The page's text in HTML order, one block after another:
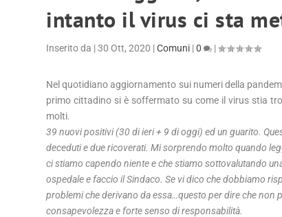
intanto il virus ci sta
Inserito da |30 Ott, 2020 |Comuni |0 |
Nel quotidiano aggiornamento sui numeri della
primo cittadino si è soffermato su come il virus stia
molti.
39 nuovi positivi (30 di ieri + 9 di oggi) ed un guarito.
deceduti e due ricoverati. Mi sorprendo molto quando
ci stiamo capendo niente e che stiamo sottovalutando
ospedale e faccio il Sindaco. Se vi dico che dobbiamo
problemi che derivano da essa…questo per dire che non
consapevolezza e forte senso di responsabilità.